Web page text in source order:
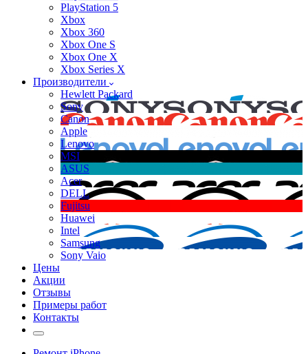
PlayStation 5
Xbox
Xbox 360
Xbox One S
Xbox One X
Xbox Series X
Производители
Hewlett Packard
Sony
Canon
Apple
Lenovo
MSI
ASUS
Acer
DELL
Fujitsu
Huawei
Intel
Samsung
Sony Vaio
Цены
Акции
Отзывы
Примеры работ
Контакты